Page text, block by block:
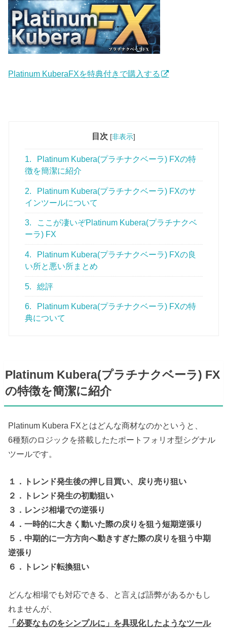
Platinum KuberaFXを特典付きで購入する
目次 [非表示]
1.
Platinum Kubera(プラチナクベーラ) FXの特
徴を簡潔に紹介
2.
Platinum Kubera(プラチナクベーラ) FXのサ
インツールについて
3.
ここが凄いぞPlatinum Kubera(プラチナクベ
ーラ) FX
4.
Platinum Kubera(プラチナクベーラ) FXの良
い所と悪い所まとめ
5. 総評
6.
Platinum Kubera(プラチナクベーラ) FXの特
典について
Platinum Kubera(プラチナクベーラ) FX
の特徴を簡潔に紹介
Platinum Kubera FXとはどんな商材なのかというと、
6種類のロジックを搭載したたポートフォリオ型シグナル
ツールです。
１．トレンド発生後の押し目買い、戻り売り狙い
２．トレンド発生の初動狙い
３．レンジ相場での逆張り
４．一時的に大きく動いた際の戻りを狙う短期逆張り
５．中期的に一方方向へ動きすぎた際の戻りを狙う中期
逆張り
６．トレンド転換狙い
どんな相場でも対応できる、と言えば語弊があるかもし
れませんが、
「必要なものをシンプルに」を具現化したようなツール